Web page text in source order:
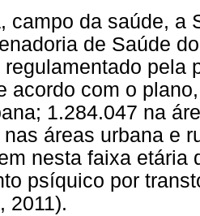
campo da saúde, a
de Saúde
regulamentado pela
acordo com o
1.284.047 na
nas áreas urbana e
nesta faixa etária
psíquico por
2011).